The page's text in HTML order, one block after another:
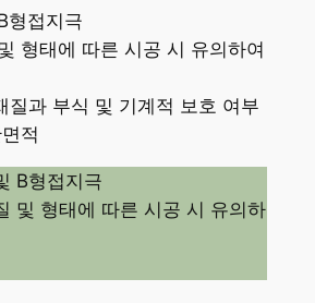
형접지극
형태에 따른 시공 시 유의하여
질과 부식 및 기계적 보호 여부
적
B형접지극
및 형태에 따른 시공 시 유의하